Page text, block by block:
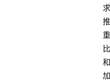
求
推
重
比
和
加